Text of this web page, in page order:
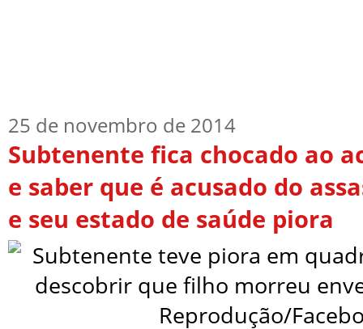
25 de novembro de 2014
Subtenente fica chocado ao
e saber que é acusado do
e seu estado de saúde piora